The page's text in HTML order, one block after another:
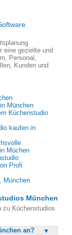
eine gezielte und
Personal,
Kunden und
München
Küchenstudio
kaufen in
Müchen
Profi
München
München
zu Küchenstudios
an?